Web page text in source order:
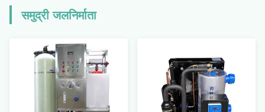
समुद्री जलनिर्माता